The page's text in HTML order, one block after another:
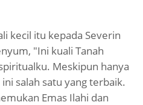
kecil itu kepada Severin
"Ini kuali Tanah
Meskipun hanya
salah satu yang terbaik.
Emas Ilahi dan